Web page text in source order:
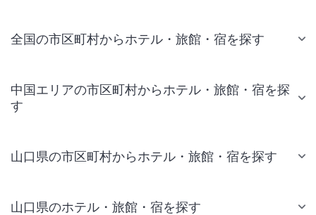
全国の市区町村からホテル・旅館・宿を探す
中国エリアの市区町村からホテル・旅館・宿を探
す
山口県の市区町村からホテル・旅館・宿を探す
山口県のホテル・旅館・宿を探す